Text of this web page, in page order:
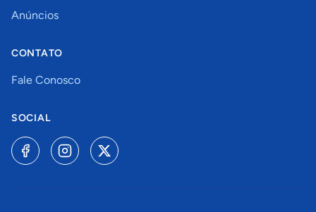
Anúncios
CONTATO
Fale Conosco
SOCIAL